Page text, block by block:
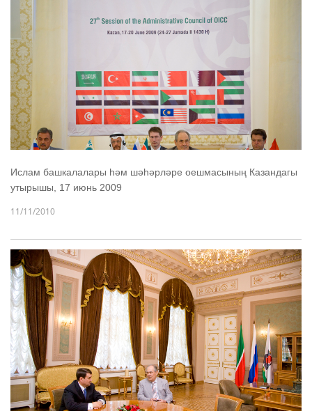
Ислам башкалалары һәм шәһәрләре оешмасының Казандагы
утырышы, 17 июнь 2009
11/11/2010